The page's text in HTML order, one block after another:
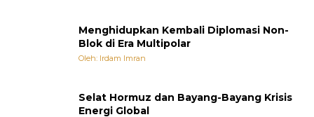
Menghidupkan Kembali Diplomasi Non-
Blok di Era Multipolar
Oleh: Irdam Imran
Selat Hormuz dan Bayang-Bayang Krisis
Energi Global